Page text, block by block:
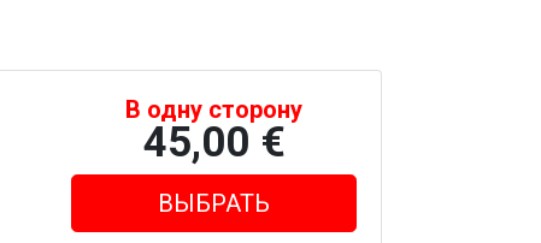
В одну сторону
45,00 €